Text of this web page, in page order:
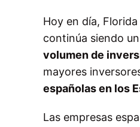
Hoy en día,
continúa siendo
volumen de
mayores
españolas en los
Las empresas